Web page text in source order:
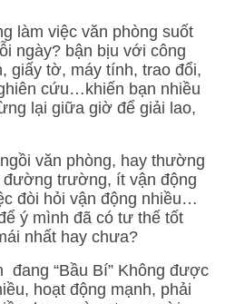
làm việc văn phòng suốt
ngày? bận bịu với công
giấy tờ, máy tính, trao đổi,
cứu…khiến bạn nhiều
lại giữa giờ để giải lao,
văn phòng, hay thường
đường trường, ít vận động
đòi hỏi vận động nhiều…
ý mình đã có tư thế tốt
nhất hay chưa?
đang “Bầu Bí” Không được
hoạt động mạnh, phải